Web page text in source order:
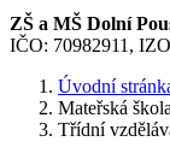
ZŠ a MŠ Dolní
IČO: 70982911,
Úvodní
Mateřská škola
Třídní